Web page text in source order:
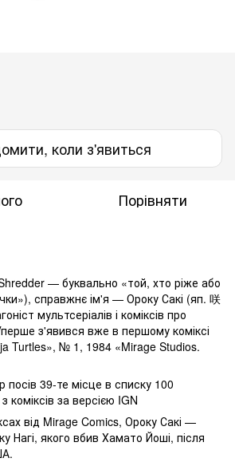
коли з'явиться
Порівняти
— буквально «той, хто ріже або
справжнє ім'я — Ороку Сакі (яп. 咲
мультсеріалів і коміксів про
з'явився вже в першому коміксі
Turtles», № 1, 1984 «Mirage Studios.
39-те місце в списку 100
коміксів за версією IGN
від Mirage Comics, Ороку Сакі —
Нагі, якого вбив Хамато Йоші, після